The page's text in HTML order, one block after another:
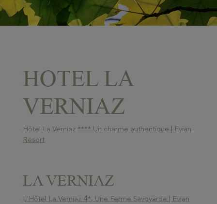
HOTEL LA
VERNIAZ
Hôtel La Verniaz **** Un charme authentique | Evian
Resort
LA VERNIAZ
L'Hôtel La Verniaz 4*, Une Ferme Savoyarde | Evian